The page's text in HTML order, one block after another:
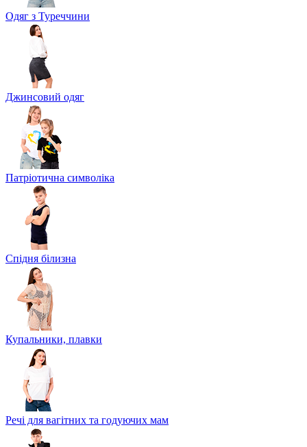
Одяг з Туреччини
Джинсовий одяг
Патріотична символіка
Спідня білизна
Купальники, плавки
Речі для вагітних та годуючих мам